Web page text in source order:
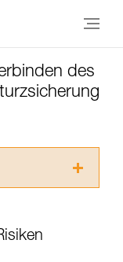
des
zu Rate